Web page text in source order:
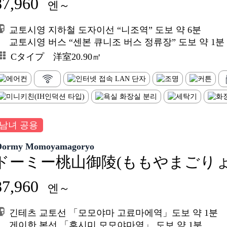
엔～
교토시영 지하철 도자이선 “니조역” 도보 약 6분
교토시영 버스 “센본 큐니조 버스 정류장” 도보 약 1분
Cタイプ 洋室20.90㎡
녀 공용
Momoyamagoryo
ーミー桃山御陵(ももやまごり
엔～
긴테츠 교토선 「모모야마 고료마에역」도보 약 1분